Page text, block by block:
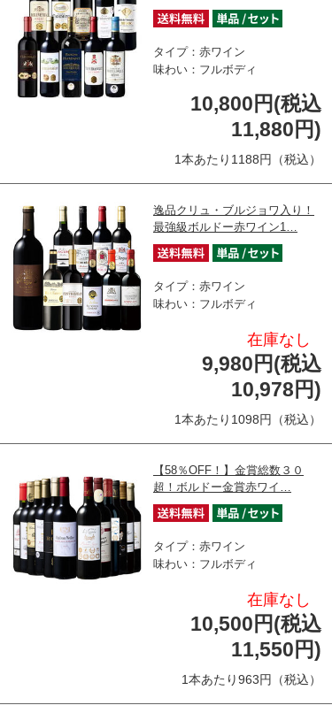
タイプ：赤ワイン
味わい：フルボディ
10,800円(税込
11,880円)
1本あたり1188円（税込）
逸品クリュ・ブルジョワ入り！
最強級ボルドー赤ワイン1…
タイプ：赤ワイン
味わい：フルボディ
在庫なし
9,980円(税込
10,978円)
1本あたり1098円（税込）
【58％OFF！】金賞総数３０
超！ボルドー金賞赤ワイ…
タイプ：赤ワイン
味わい：フルボディ
在庫なし
10,500円(税込
11,550円)
1本あたり963円（税込）